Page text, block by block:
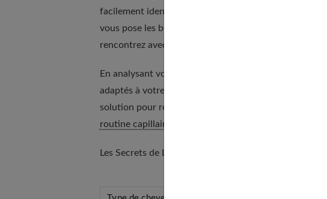
facilement identifier votre type de cheveux et vos
vous pose les bonnes questions sur vos habitudes,
rencontrez avec vos cheveux au quotidien.
En analysant vos réponses, notre
adaptés à votre profil. Que vous ayez les cheveux
solution pour révéler la beauté de votre chevelure.
routine capillaire
Les Secrets de Loly proposent des routines